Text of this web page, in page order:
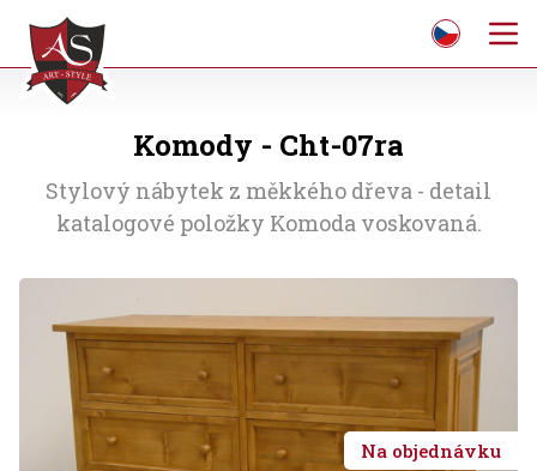
Komody - Cht-07ra
Stylový nábytek z měkkého dřeva - detail
katalogové položky Komoda voskovaná.
Na objednávku